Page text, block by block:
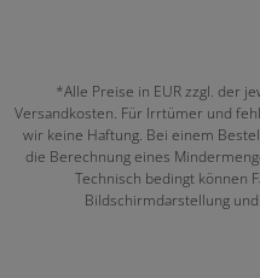
*Alle Preise in EUR zzgl. der
Versandkosten. Für Irrtümer und
wir keine Haftung. Bei einem
die Berechnung eines
Technisch bedingt können
Bildschirmdarstellung